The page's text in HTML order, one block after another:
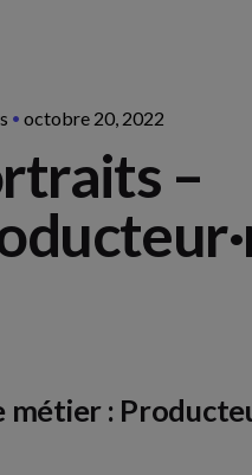
octobre 20, 2022
–
métier :